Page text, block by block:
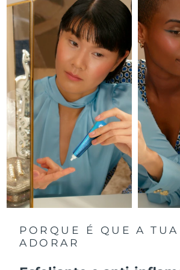
PORQUE É QUE A
ADORAR
Luxemburgo
Macau, RAE da
China
Malásia
Malta
México
Mônaco
Países Baixos
Nova Zelândia